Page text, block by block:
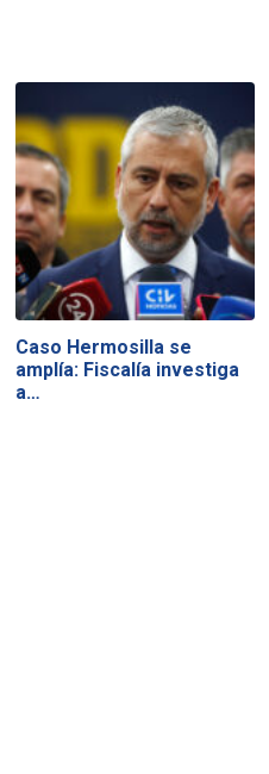
Caso Hermosilla se
amplía: Fiscalía investiga
a…